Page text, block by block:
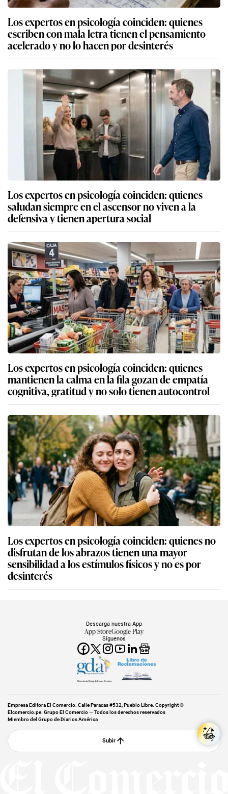
Los expertos en psicología coinciden: quienes
escriben con mala letra tienen el pensamiento
acelerado y no lo hacen por desinterés
Los expertos en psicología coinciden: quienes
saludan siempre en el ascensor no viven a la
defensiva y tienen apertura social
Los expertos en psicología coinciden: quienes
mantienen la calma en la fila gozan de empatía
cognitiva, gratitud y no solo tienen autocontrol
Los expertos en psicología coinciden: quienes no
disfrutan de los abrazos tienen una mayor
sensibilidad a los estímulos físicos y no es por
desinterés
Síguenos
Descarga nuestra App
App StoreGoogle Play
Miembro del Grupo de Diarios América
Empresa Editora El Comercio. Calle Paracas #532, Pueblo Libre. Copyright ©
Elcomercio.pe. Grupo El Comercio — Todos los derechos reservados
Miembro del Grupo de Diarios América
Subir